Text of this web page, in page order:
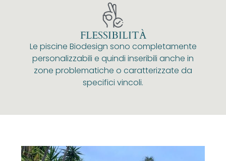
FLESSIBILITÀ
Le piscine Biodesign sono completamente
personalizzabili e quindi inseribili anche in
zone problematiche o caratterizzate da
specifici vincoli.